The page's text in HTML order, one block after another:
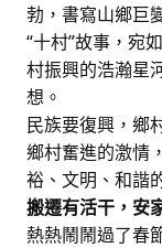
勃，書寫山鄉巨
“十村”故事，宛
村振興的浩瀚星
想。
民族要復興，鄉
鄉村奮進的激情
裕、文明、和諧
搬遷有活干，安
熱熱鬧鬧過了春